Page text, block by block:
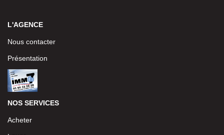
L'AGENCE
Nous contacter
Présentation
NOS SERVICES
Acheter